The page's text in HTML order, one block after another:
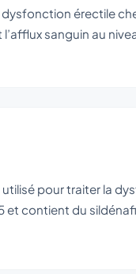
érectile
sanguin au
pour traiter la
et contient du